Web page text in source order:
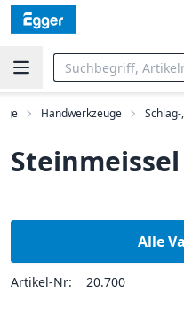
Handwerkzeuge
Alle
Artikel-Nr: 20.700